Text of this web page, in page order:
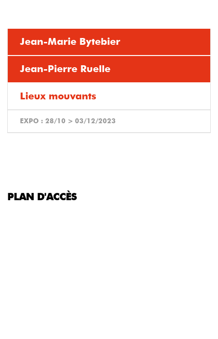
Jean-Marie Bytebier
Jean-Pierre Ruelle
Lieux mouvants
EXPO : 28/10 > 03/12/2023
PLAN D'ACCÈS